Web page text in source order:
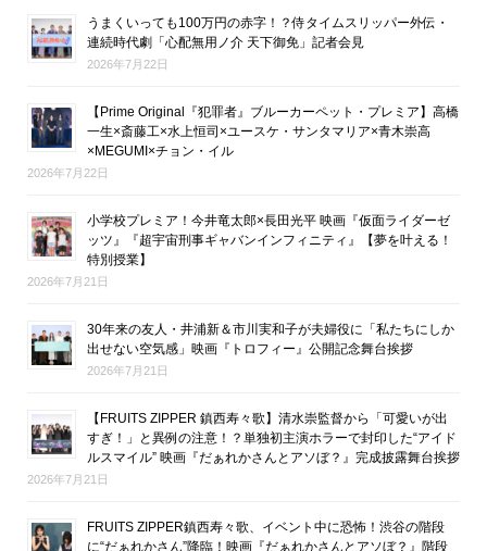
うまくいっても100万円の赤字！？侍タイムスリッパー外伝・
連続時代劇「心配無用ノ介 天下御免」記者会見
2026年7月22日
【Prime Original『犯罪者』ブルーカーペット・プレミア】高橋
一生×斎藤工×水上恒司×ユースケ・サンタマリア×青木崇高
×MEGUMI×チョン・イル
2026年7月22日
小学校プレミア！今井竜太郎×長田光平 映画『仮面ライダーゼ
ッツ』『超宇宙刑事ギャバンインフィニティ』【夢を叶える！
特別授業】
2026年7月21日
30年来の友人・井浦新＆市川実和子が夫婦役に「私たちにしか
出せない空気感」映画『トロフィー』公開記念舞台挨拶
2026年7月21日
【FRUITS ZIPPER 鎮西寿々歌】清水崇監督から「可愛いが出
すぎ！」と異例の注意！？単独初主演ホラーで封印した“アイド
ルスマイル” 映画『だぁれかさんとアソぼ？』完成披露舞台挨拶
2026年7月21日
FRUITS ZIPPER鎮西寿々歌、イベント中に恐怖！渋谷の階段
に“だぁれかさん”降臨！映画『だぁれかさんとアソぼ？』階段